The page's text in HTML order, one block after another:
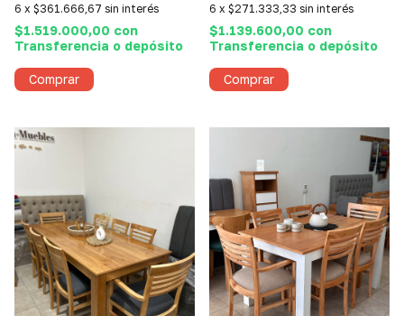
6 x $361.666,67 sin interés
$1.519.000,00 con
Transferencia o depósito
6 x $271.333,33 sin interés
$1.139.600,00 con
Transferencia o depósito